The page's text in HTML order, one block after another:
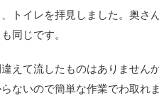
トイレを拝見しました。奥さ
同じです。
えて流したものはありません
ないので簡単な作業でわ取れ